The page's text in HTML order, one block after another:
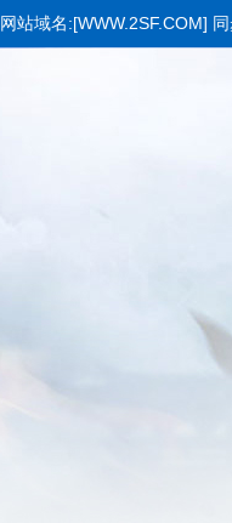
网站域名:[WWW.2SF.COM]